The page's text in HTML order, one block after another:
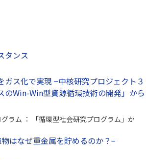
タンス
ガス化で実現 −中核研究プロジェクト３
のWin-Win型資源循環技術の開発」から
グラム ： 「循環型社会研究プログラム」か
はなぜ重金属を貯めるのか？−